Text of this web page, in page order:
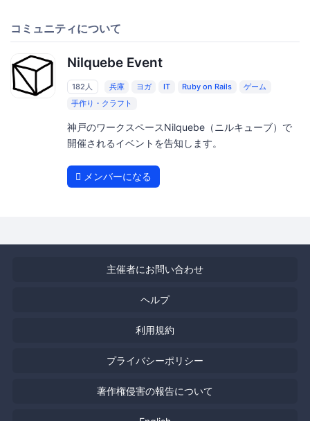
コミュニティについて
Nilquebe Event
182人 兵庫 ヨガ IT Ruby on Rails
ゲーム
手作り・クラフト
神戸のワークスペースNilquebe（ニルキューブ）で
開催されるイベントを告知します。
メンバーになる
主催者にお問い合わせ
ヘルプ
利用規約
プライバシーポリシー
著作権侵害の報告について